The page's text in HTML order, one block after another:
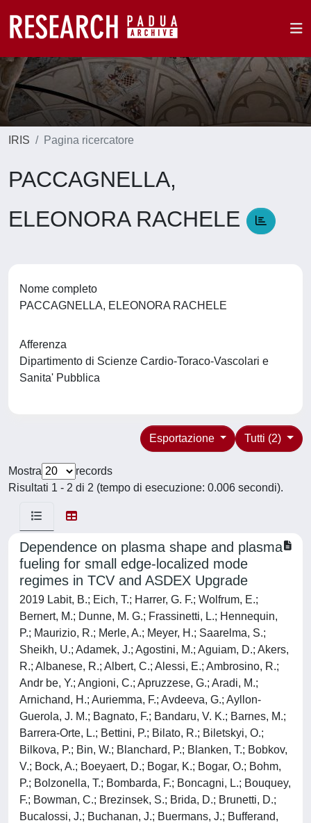
IRIS Pagina ricercatore
PACCAGNELLA,
ELEONORA RACHELE
Nome completo
PACCAGNELLA, ELEONORA RACHELE
Afferenza
Dipartimento di Scienze Cardio-Toraco-Vascolari e
Sanita' Pubblica
Tutti (2)
Esportazione
Mostra
records
Risultati 1 - 2 di 2 (tempo di esecuzione: 0.006 secondi).
Dependence on plasma shape and plasma
fueling for small edge-localized mode
regimes in TCV and ASDEX Upgrade
2019 Labit, B.; Eich, T.; Harrer, G. F.; Wolfrum, E.;
Bernert, M.; Dunne, M. G.; Frassinetti, L.; Hennequin,
P.; Maurizio, R.; Merle, A.; Meyer, H.; Saarelma, S.;
Sheikh, U.; Adamek, J.; Agostini, M.; Aguiam, D.; Akers,
R.; Albanese, R.; Albert, C.; Alessi, E.; Ambrosino, R.;
Andr be, Y.; Angioni, C.; Apruzzese, G.; Aradi, M.;
Arnichand, H.; Auriemma, F.; Avdeeva, G.; Ayllon-
Guerola, J. M.; Bagnato, F.; Bandaru, V. K.; Barnes, M.;
Barrera-Orte, L.; Bettini, P.; Bilato, R.; Biletskyi, O.;
Bilkova, P.; Bin, W.; Blanchard, P.; Blanken, T.; Bobkov,
V.; Bock, A.; Boeyaert, D.; Bogar, K.; Bogar, O.; Bohm,
P.; Bolzonella, T.; Bombarda, F.; Boncagni, L.; Bouquey,
F.; Bowman, C.; Brezinsek, S.; Brida, D.; Brunetti, D.;
Bucalossi, J.; Buchanan, J.; Buermans, J.; Bufferand,